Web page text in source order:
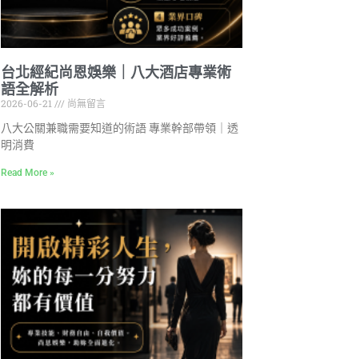
台北經紀尚恩娛樂｜八大酒店專業術
語全解析
2026-06-21
尚無留言
八大公關兼職需要知道的術語 專業幹部帶領｜透
明消費
Read More »